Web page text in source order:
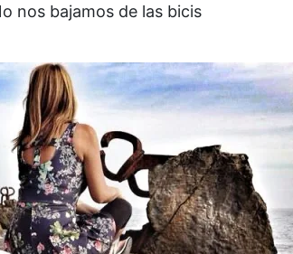
nos bajamos de las bicis